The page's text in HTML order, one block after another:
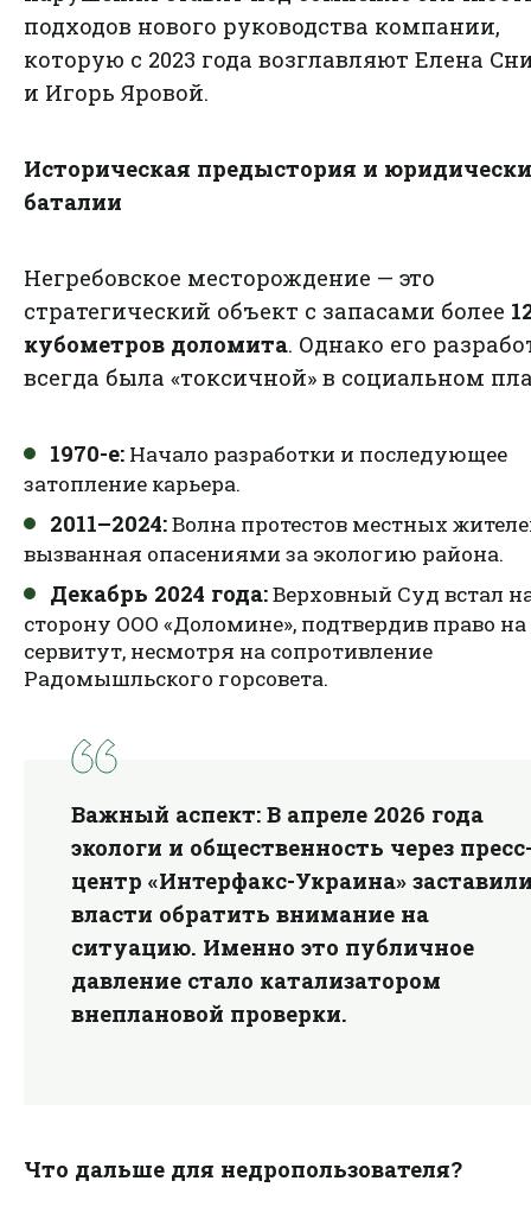
подходов нового руководства компании,
которую с 2023 года возглавляют Елена
и Игорь Яровой.
Историческая предыстория и
баталии
Негребовское месторождение — это
стратегический объект с запасами более
кубометров доломита. Однако его
всегда была «токсичной» в социальном
1970-е: Начало разработки и последующее
затопление карьера.
2011–2024:Волна протестов местных
вызванная опасениями за экологию района.
Декабрь 2024 года:Верховный Суд встал
сторону ООО «Доломине», подтвердив право на
сервитут, несмотря на сопротивление
Радомышльского горсовета.
Важный аспект: В апреле 2026 года
экологи и общественность через
центр «Интерфакс-Украина»
власти обратить внимание на
ситуацию. Именно это публичное
давление стало катализатором
внеплановой проверки.
Что дальше для недропользователя?